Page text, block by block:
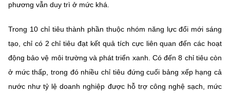
phương vẫn duy trì ở mức khá.
Trong 10 chỉ tiêu thành phần thuộc nhóm năng lực đổi mới sáng
tạo, chỉ có 2 chỉ tiêu đạt kết quả tích cực liên quan đến các hoạt
động bảo vệ môi trường và phát triển xanh. Có đến 8 chỉ tiêu còn
ở mức thấp, trong đó nhiều chỉ tiêu đứng cuối bảng xếp hạng cả
nước như tỷ lệ doanh nghiệp được hỗ trợ công nghệ sạch, mức